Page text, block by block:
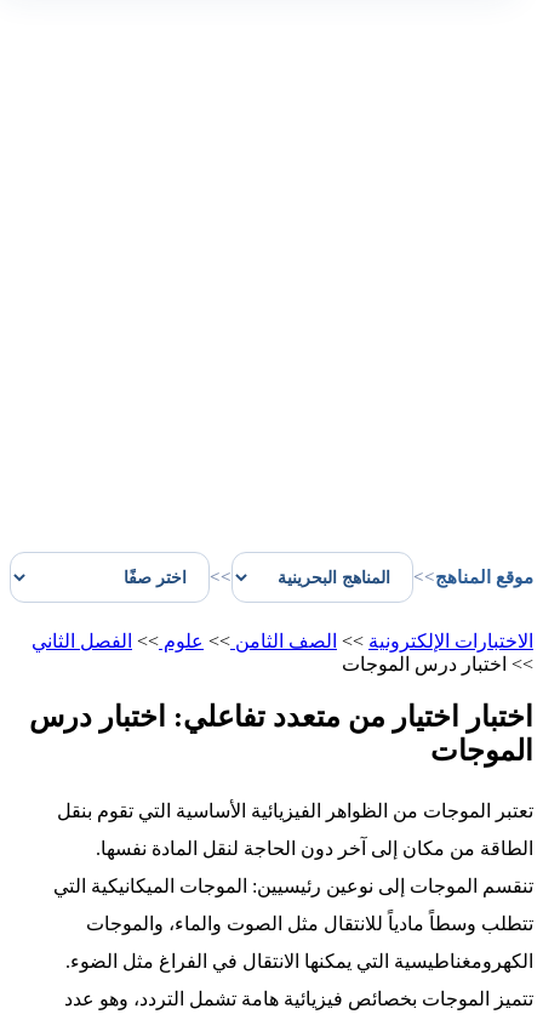
موقع المناهج>>
>>
الاختبارات الإلكترونية >> الصف الثامن >> علوم >> الفصل الثاني
>> اختبار درس الموجات
اختبار اختيار من متعدد تفاعلي: اختبار درس
الموجات
تعتبر الموجات من الظواهر الفيزيائية الأساسية التي تقوم بنقل
الطاقة من مكان إلى آخر دون الحاجة لنقل المادة نفسها.
تنقسم الموجات إلى نوعين رئيسيين: الموجات الميكانيكية التي
تتطلب وسطاً مادياً للانتقال مثل الصوت والماء، والموجات
الكهرومغناطيسية التي يمكنها الانتقال في الفراغ مثل الضوء.
تتميز الموجات بخصائص فيزيائية هامة تشمل التردد، وهو عدد